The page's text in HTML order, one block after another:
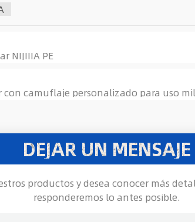
NIJIIIA PE
con camuflaje personalizado para uso
DEJAR UN MENSAJE
productos y desea conocer más
responderemos lo antes posible.